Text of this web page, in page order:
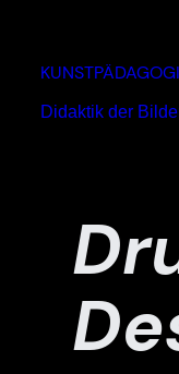
springen
Didaktik der